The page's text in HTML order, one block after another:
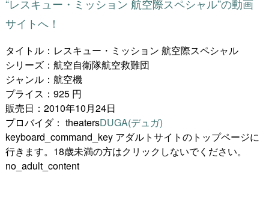
“レスキュー・ミッション 航空際スペシャル”の動画
サイトへ！
タイトル：レスキュー・ミッション 航空際スペシャル
シリーズ：航空自衛隊航空救難団
ジャンル：航空機
プライス：925 円
販売日：2010年10月24日
プロバイダ： theatersDUGA(デュガ)
keyboard_command_keyアダルトサイトのトップページに
行きます。18歳未満の方はクリックしないでください。
no_adult_content